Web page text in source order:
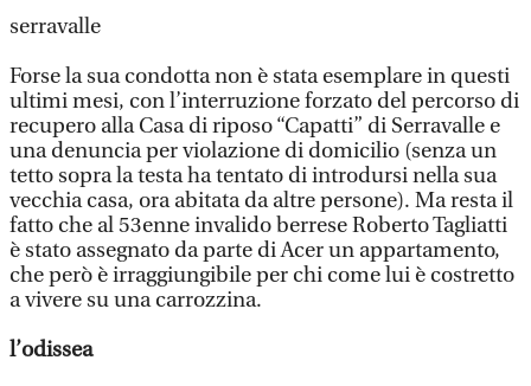
serravalle
Forse la sua condotta non è stata esemplare in questi
ultimi mesi, con l’interruzione forzato del percorso di
recupero alla Casa di riposo “Capatti” di Serravalle e
una denuncia per violazione di domicilio (senza un
tetto sopra la testa ha tentato di introdursi nella sua
vecchia casa, ora abitata da altre persone). Ma resta il
fatto che al 53enne invalido berrese Roberto Tagliatti
è stato assegnato da parte di Acer un appartamento,
che però è irraggiungibile per chi come lui è costretto
a vivere su una carrozzina.
l’odissea